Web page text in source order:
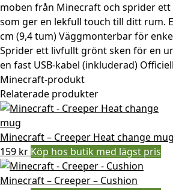
moben från Minecraft och sprider
som ger en lekfull touch till ditt rum.
cm (9,4 tum) Väggmonterbar för
Sprider ett livfullt grönt sken för en
en fast USB-kabel (inkluderad)
Minecraft-produkt
Relaterade produkter
Minecraft – Creeper Heat change mug
159 kr Köp hos butik med lägst pris
Minecraft – Creeper – Cushion